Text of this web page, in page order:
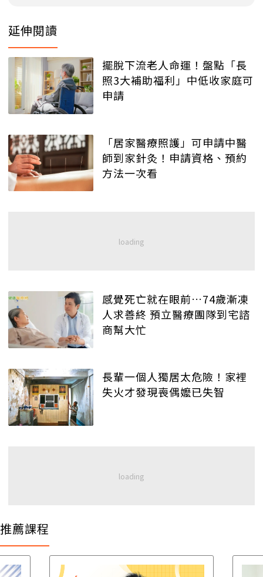
延伸閱讀
擺脫下流老人命運！盤點「長
照3大補助福利」中低收家庭可
申請
「居家醫療照護」可申請中醫
師到家針灸！申請資格、預約
方法一次看
感覺死亡就在眼前…74歲漸凍
人求善終 預立醫療團隊到宅諮
商幫大忙
長輩一個人獨居太危險！家裡
失火才發現喪偶嬤已失智
推薦課程